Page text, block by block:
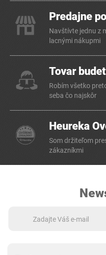
Predajne
Navštívte jednu z
lacnými nákupmi
Tovar
Robím všetko
seba čo najskôr
Heureka
Som držiteľom
zákazníkmi